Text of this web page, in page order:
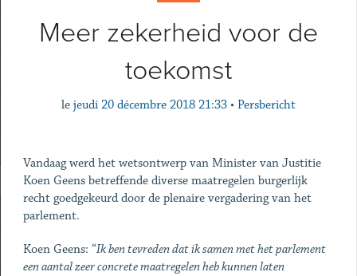
Meer zekerheid voor de
toekomst
le jeudi 20 décembre 2018 21:33 • Persbericht
Vandaag werd het wetsontwerp van Minister van Justitie
Koen Geens betreffende diverse maatregelen burgerlijk
recht goedgekeurd door de plenaire vergadering van het
parlement.
Koen Geens: “Ik ben tevreden dat ik samen met het parlement
een aantal zeer concrete maatregelen heb kunnen laten